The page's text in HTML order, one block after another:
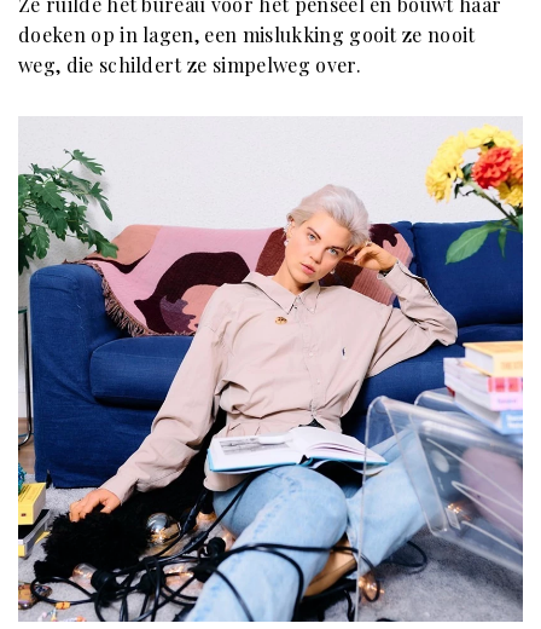
doeken op in lagen, een mislukking gooit ze nooit
weg, die schildert ze simpelweg over.